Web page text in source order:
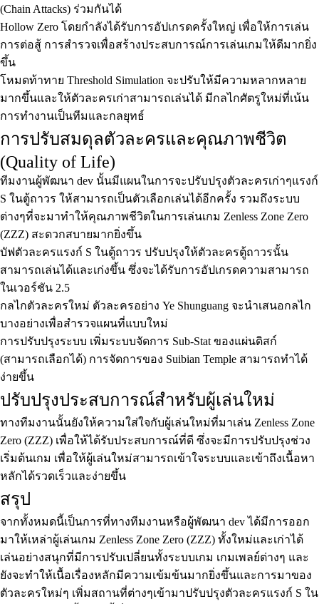
(Chain Attacks) ร่วมกันได้
Hollow Zero โดยกำลังได้รับการอัปเกรดครั้งใหญ่ เพื่อให้การเล่น
การต่อสู้ การสำรวจเพื่อสร้างประสบการณ์การเล่นเกมให้ดีมากยิ่ง
ขึ้น
โหมดท้าทาย Threshold Simulation จะปรับให้มีความหลากหลาย
มากขึ้นและให้ตัวละครเก่าสามารถเล่นได้ มีกลไกศัตรูใหม่ที่เน้น
การทำงานเป็นทีมและกลยุทธ์
การปรับสมดุลตัวละครและคุณภาพชีวิต
(Quality of Life)
ทีมงานผู้พัฒนา dev นั้นมีแผนในการจะปรับปรุงตัวละครเก่าๆแรงก์
S ในตู้ถาวร ให้สามารถเป็นตัวเลือกเล่นได้อีกครั้ง รวมถึงระบบ
ต่างๆที่จะมาทำให้คุณภาพชีวิตในการเล่นเกม Zenless Zone Zero
(ZZZ) สะดวกสบายมากยิ่งขึ้น
บัฟตัวละครแรงก์ S ในตู้ถาวร ปรับปรุงให้ตัวละครตู้ถาวรนั้น
สามารถเล่นได้และเก่งขึ้น ซึ่งจะได้รับการอัปเกรดความสามารถ
ในเวอร์ชัน 2.5
กลไกตัวละครใหม่ ตัวละครอย่าง Ye Shunguang จะนำเสนอกลไก
บางอย่างเพื่อสำรวจแผนที่แบบใหม่
การปรับปรุงระบบ เพิ่มระบบจัดการ Sub-Stat ของแผ่นดิสก์
(สามารถเลือกได้) การจัดการของ Suibian Temple สามารถทำได้
ง่ายขึ้น
ปรับปรุงประสบการณ์สำหรับผู้เล่นใหม่
ทางทีมงานนั้นยังให้ความใส่ใจกับผู้เล่นใหม่ที่มาเล่น Zenless Zone
Zero (ZZZ) เพื่อให้ได้รับประสบการณ์ที่ดี ซึ่งจะมีการปรับปรุงช่วง
เริ่มต้นเกม เพื่อให้ผู้เล่นใหม่สามารถเข้าใจระบบและเข้าถึงเนื้อหา
หลักได้รวดเร็วและง่ายขึ้น
สรุป
จากทั้งหมดนี้เป็นการที่ทางทีมงานหรือผู้พัฒนา dev ได้มีการออก
มาให้เหล่าผู้เล่นเกม Zenless Zone Zero (ZZZ) ทั้งใหม่และเก่าได้
เล่นอย่างสนุกที่มีการปรับเปลี่ยนทั้งระบบเกม เกมเพลย์ต่างๆ และ
ยังจะทำให้เนื้อเรื่องหลักมีความเข้มข้นมากยิ่งขึ้นและการมาของ
ตัวละครใหม่ๆ เพิ่มสถานที่ต่างๆเข้ามาปรับปรุงตัวละครแรงก์ S ใน